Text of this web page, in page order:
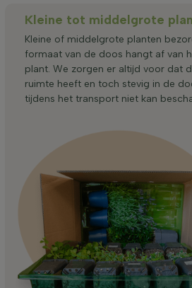
Kleine tot middelgrote
Kleine of middelgrote planten
formaat van de doos hangt af van
plant. We zorgen er altijd voor dat
ruimte heeft en toch stevig in de
tijdens het transport niet kan